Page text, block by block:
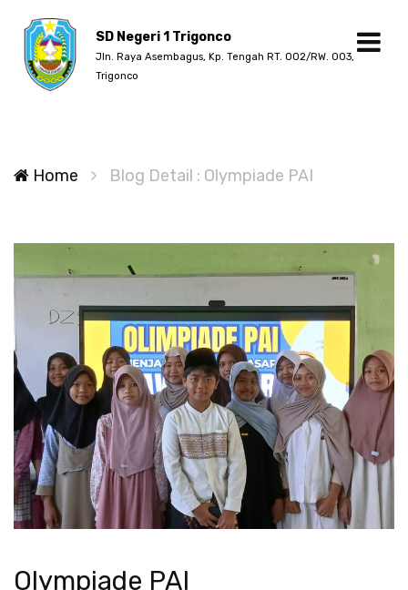
SD Negeri 1 Trigonco
Jln. Raya Asembagus, Kp. Tengah RT. 002/RW. 003,
Trigonco
Home Blog Detail : Olympiade PAI
Olympiade PAI